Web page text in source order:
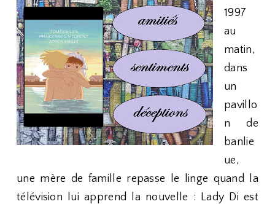
1997
au
matin,
dans
un
pavillo
n de
banlie
ue,
une mère de famille repasse le linge quand la
télévision lui apprend la nouvelle : Lady Di est